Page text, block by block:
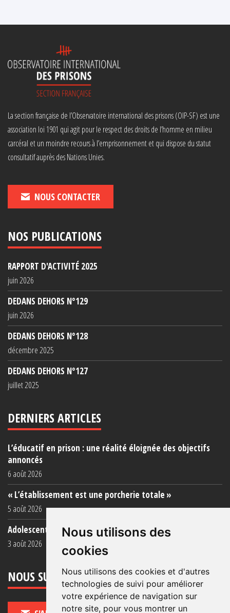
Nous utilisons des
cookies
Nous utilisons des cookies et d'autres
technologies de suivi pour améliorer
votre expérience de navigation sur
notre site, pour vous montrer un
La section française de l’Observatoire international des prisons (OIP-SF) est une
association loi 1901 qui agit pour le respect des droits de l’homme en milieu
carcéral et un moindre recours à l’emprisonnement et qui dispose du statut
consultatif auprès des Nations Unies.
NOUS CONTACTER
NOS PUBLICATIONS
RAPPORT D'ACTIVITÉ 2025
juin 2026
DEDANS DEHORS N°129
juin 2026
DEDANS DEHORS N°128
décembre 2025
DEDANS DEHORS N°127
juillet 2025
DERNIERS ARTICLES
L’éducatif en prison : une réalité éloignée des objectifs
annoncés
6 août 2026
« L’établissement est une porcherie totale »
5 août 2026
Adolescent·es incarcéré·es : une faillite collective
3 août 2026
NOUS SUIVRE